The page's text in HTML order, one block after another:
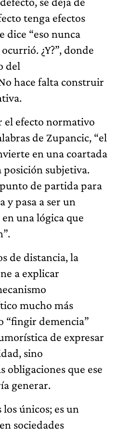
tenga efectos
dice “eso nunca
¿Y?”, donde
del
hace falta construir
el efecto normativo
de Zupancic, “el
en una coartada
subjetiva.
de partida para
y pasa a ser un
una lógica que
de distancia, la
a explicar
mucho más
“fingir demencia”
de expresar
sino
obligaciones que ese
generar.
los únicos; es un
sociedades